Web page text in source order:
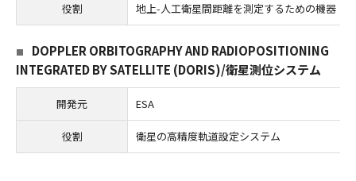
役割 地上-人工衛星間距離を測定するための機器
DOPPLER ORBITOGRAPHY AND RADIOPOSITIONING
INTEGRATED BY SATELLITE (DORIS)/衛星測位システム
開発元 ESA
役割 衛星の高精度軌道設定システム